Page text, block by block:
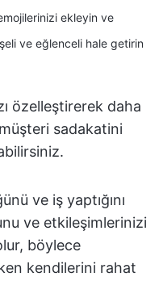
ekleyin ve
ve eğlenceli hale getirin
özelleştirerek daha
sadakatini
ve iş yaptığını
ve etkileşimlerinizi
böylece
kendilerini rahat